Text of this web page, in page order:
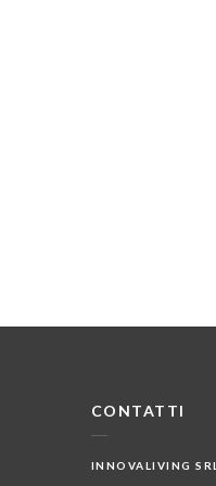
CONTATTI
INNOVALIVING SRL